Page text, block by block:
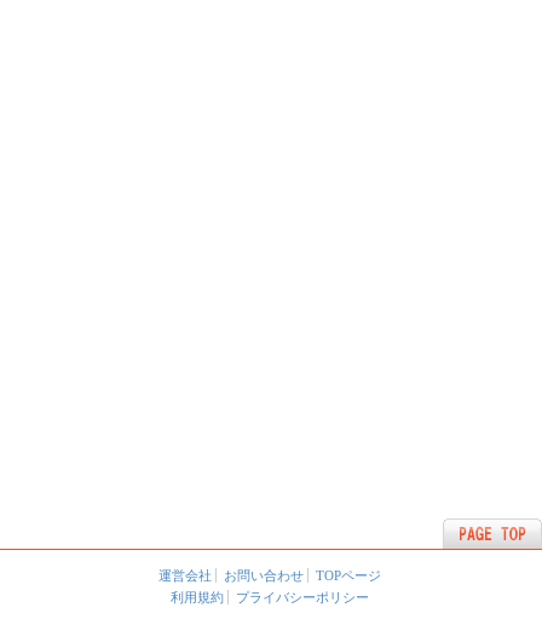
運営会社 お問い合わせ
TOPページ
利用規約
プライバシーポリシー